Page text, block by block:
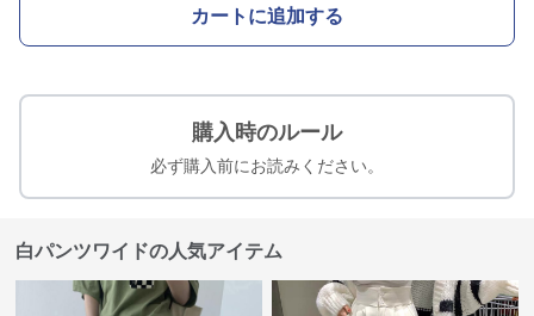
カートに追加する
購入時のルール
必ず購入前にお読みください。
白パンツワイドの人気アイテム